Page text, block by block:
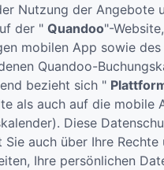
Nutzung der Angebote
der " Quandoo"-
mobilen App sowie
Quandoo-
bezieht sich "
als auch auf die mobile
Diese
auch über Ihre Rechte
Ihre persönlichen